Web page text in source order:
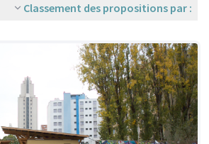
Classement des propositions par :